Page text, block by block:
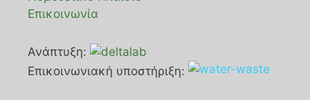
Επικοινωνία
Ανάπτυξη:
Επικοινωνιακή υποστήριξη: